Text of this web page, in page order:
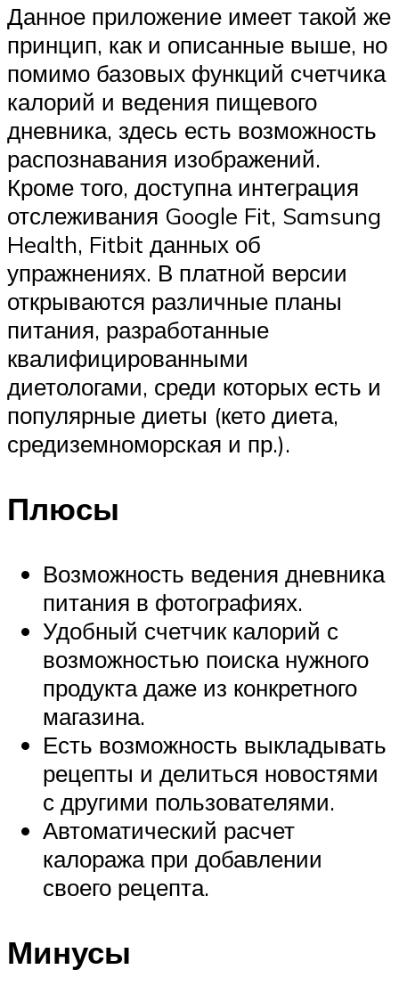
Данное приложение имеет такой же
принцип, как и описанные выше, но
помимо базовых функций счетчика
калорий и ведения пищевого
дневника, здесь есть возможность
распознавания изображений.
Кроме того, доступна интеграция
отслеживания Google Fit, Samsung
Health, Fitbit данных об
упражнениях. В платной версии
открываются различные планы
питания, разработанные
квалифицированными
диетологами, среди которых есть и
популярные диеты (кето диета,
средиземноморская и пр.).
Плюсы
Возможность ведения дневника
питания в фотографиях.
Удобный счетчик калорий с
возможностью поиска нужного
продукта даже из конкретного
магазина.
Есть возможность выкладывать
рецепты и делиться новостями
с другими пользователями.
Автоматический расчет
калоража при добавлении
своего рецепта.
Минусы